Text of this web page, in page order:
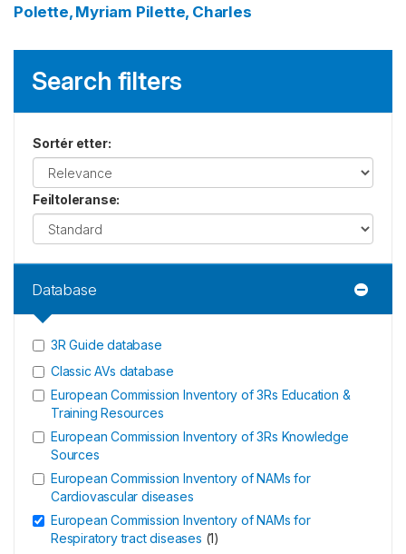
Polette, Myriam Pilette, Charles
Search filters
Sortér etter:
Feiltoleranse:
Database
3R Guide database
Classic AVs database
European Commission Inventory of 3Rs Education &
Training Resources
European Commission Inventory of 3Rs Knowledge
Sources
European Commission Inventory of NAMs for
Cardiovascular diseases
European Commission Inventory of NAMs for
Respiratory tract diseases (1)